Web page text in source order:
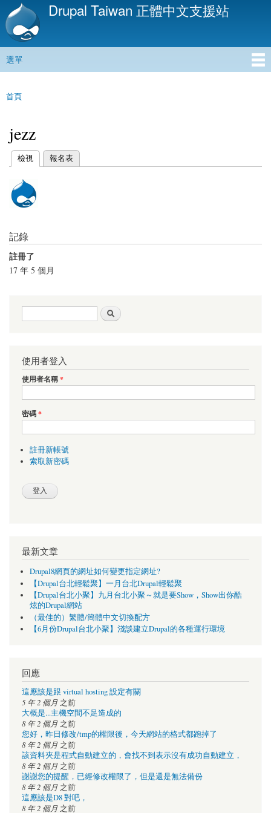
移
內
Drupal Taiwan 正體中文支援站
主選單
選單
您在這裡
首頁
jezz
主要索引標籤
檢視
(作用中頁籤) 報名表
記錄
註冊了
17 年 5 個月
搜尋表單
使用者登入
使用者名稱*
密碼*
註冊新帳號
索取新密碼
最新文章
Drupal8網頁的網址如何變更指定網址?
【Drupal台北輕鬆聚】一月台北Drupal輕鬆聚
【Drupal台北小聚】九月台北小聚～就是要Show，Show出你酷
炫的Drupal網站
（最佳的）繁體/簡體中文切換配方
【6月份Drupal台北小聚】淺談建立Drupal的各種運行環境
回應
這應該是跟 virtual hosting 設定有關
5 年 2 個月 之前
大概是...主機空間不足造成的
8 年 2 個月 之前
您好，昨日修改/tmp的權限後，今天網站的格式都跑掉了
8 年 2 個月 之前
該資料夾是程式自動建立的，會找不到表示沒有成功自動建立，
8 年 2 個月 之前
謝謝您的提醒，已經修改權限了，但是還是無法備份
8 年 2 個月 之前
這應該是D8 對吧，
8 年 2 個月 之前